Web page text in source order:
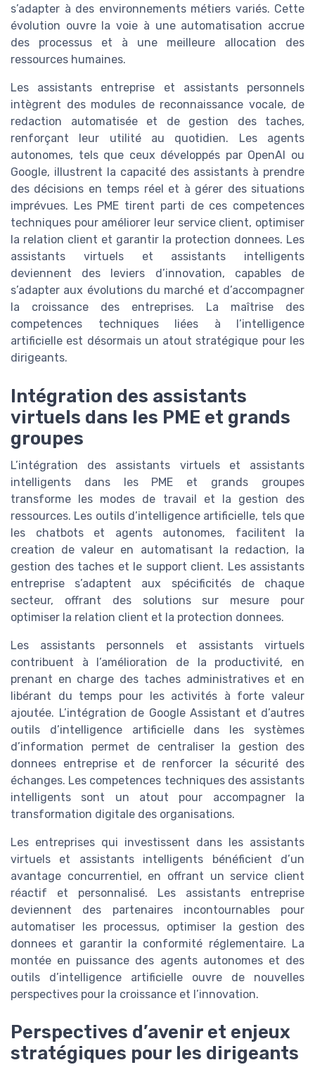
s’adapter à des environnements métiers variés. Cette
évolution ouvre la voie à une automatisation accrue
des processus et à une meilleure allocation des
ressources humaines.
Les assistants entreprise et assistants personnels
intègrent des modules de reconnaissance vocale, de
redaction automatisée et de gestion des taches,
renforçant leur utilité au quotidien. Les agents
autonomes, tels que ceux développés par OpenAI ou
Google, illustrent la capacité des assistants à prendre
des décisions en temps réel et à gérer des situations
imprévues. Les PME tirent parti de ces competences
techniques pour améliorer leur service client, optimiser
la relation client et garantir la protection donnees. Les
assistants virtuels et assistants intelligents
deviennent des leviers d’innovation, capables de
s’adapter aux évolutions du marché et d’accompagner
la croissance des entreprises. La maîtrise des
competences techniques liées à l’intelligence
artificielle est désormais un atout stratégique pour les
dirigeants.
Intégration des assistants
virtuels dans les PME et grands
groupes
L’intégration des assistants virtuels et assistants
intelligents dans les PME et grands groupes
transforme les modes de travail et la gestion des
ressources. Les outils d’intelligence artificielle, tels que
les chatbots et agents autonomes, facilitent la
creation de valeur en automatisant la redaction, la
gestion des taches et le support client. Les assistants
entreprise s’adaptent aux spécificités de chaque
secteur, offrant des solutions sur mesure pour
optimiser la relation client et la protection donnees.
Les assistants personnels et assistants virtuels
contribuent à l’amélioration de la productivité, en
prenant en charge des taches administratives et en
libérant du temps pour les activités à forte valeur
ajoutée. L’intégration de Google Assistant et d’autres
outils d’intelligence artificielle dans les systèmes
d’information permet de centraliser la gestion des
donnees entreprise et de renforcer la sécurité des
échanges. Les competences techniques des assistants
intelligents sont un atout pour accompagner la
transformation digitale des organisations.
Les entreprises qui investissent dans les assistants
virtuels et assistants intelligents bénéficient d’un
avantage concurrentiel, en offrant un service client
réactif et personnalisé. Les assistants entreprise
deviennent des partenaires incontournables pour
automatiser les processus, optimiser la gestion des
donnees et garantir la conformité réglementaire. La
montée en puissance des agents autonomes et des
outils d’intelligence artificielle ouvre de nouvelles
perspectives pour la croissance et l’innovation.
Perspectives d’avenir et enjeux
stratégiques pour les dirigeants